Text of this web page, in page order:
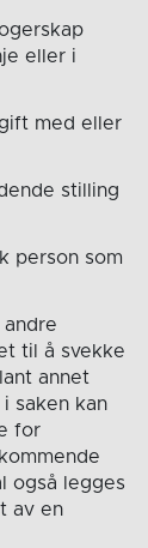
eller i
med eller
stilling
person som
til å svekke
annet
saken kan
for
også legges
av en